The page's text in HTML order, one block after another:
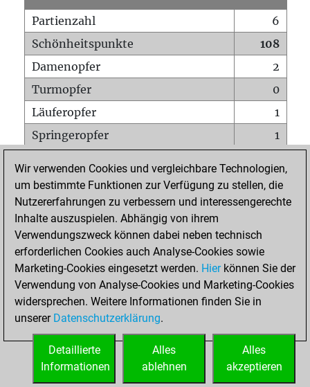
Partienzahl
6
Schönheitspunkte
108
Damenopfer
2
Turmopfer
0
Läuferopfer
1
Springeropfer
1
Matt auf vollem Brett
0
Bauer setzt Matt
0
Erstickte Matts
Unterverwandlungen
Türme auf der siebten
1
STARTSEITE
Wir verwenden Cookies und vergleichbare Technologien,
um bestimmte Funktionen zur Verfügung zu stellen, die
Nutzererfahrungen zu verbessern und interessengerechte
Inhalte auszuspielen. Abhängig von ihrem
Verwendungszweck können dabei neben technisch
erforderlichen Cookies auch Analyse-Cookies sowie
Marketing-Cookies eingesetzt werden. Hierkönnen Sie der
Verwendung von Analyse-Cookies und Marketing-Cookies
widersprechen. Weitere Informationen finden Sie in
unserer Datenschutzerklärung.
Alles
akzeptieren
Alles
ablehnen
Detaillierte
Informationen